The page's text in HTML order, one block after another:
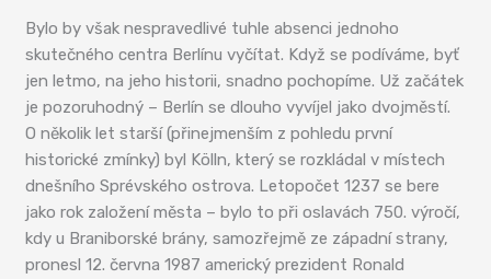
Bylo by však nespravedlivé tuhle absenci jednoho
skutečného centra Berlínu vyčítat. Když se podíváme, byť
jen letmo, na jeho historii, snadno pochopíme. Už začátek
je pozoruhodný – Berlín se dlouho vyvíjel jako dvojměstí.
O několik let starší (přinejmenším z pohledu první
historické zmínky) byl Kölln, který se rozkládal v místech
dnešního Sprévského ostrova. Letopočet 1237 se bere
jako rok založení města – bylo to při oslavách 750. výročí,
kdy u Braniborské brány, samozřejmě ze západní strany,
pronesl 12. června 1987 americký prezident Ronald